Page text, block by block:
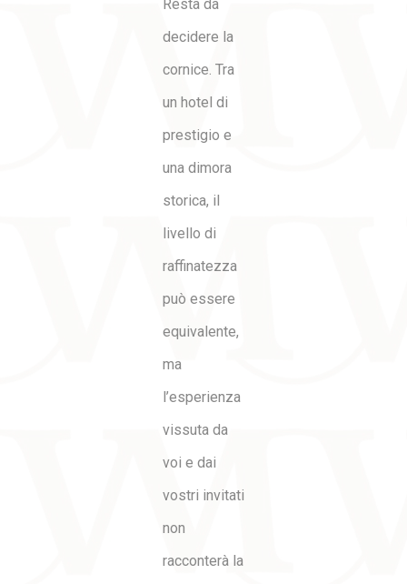
Resta da
decidere la
cornice. Tra
un hotel di
prestigio e
una dimora
storica, il
livello di
raffinatezza
può essere
equivalente,
ma
l’esperienza
vissuta da
voi e dai
vostri invitati
non
racconterà la